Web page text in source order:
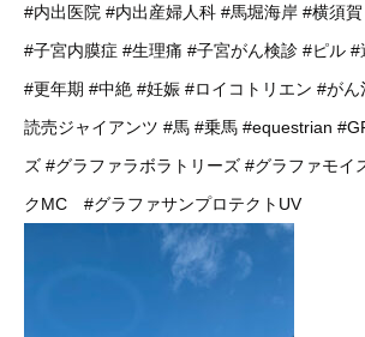
#内出医院 #内出産婦人科 #馬堀海岸 #横須賀
#子宮内膜症 #生理痛 #子宮がん検診 #ピル #
#更年期 #中絶 #妊娠 #ロイコトリエン #がん
読売ジャイアンツ #馬 #乗馬 #equestrian
ズ #グラファラボラトリーズ #グラファモイ
クMC
#グラファサンプロテクトUV